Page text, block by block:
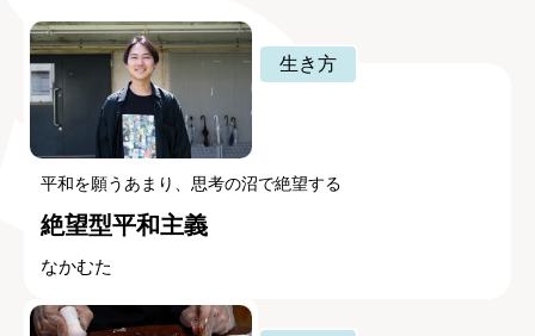
生き方
平和を願うあまり、思考の沼で絶望する
絶望型平和主義
なかむた